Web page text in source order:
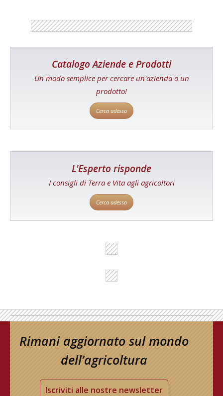
Catalogo Aziende e Prodotti
Un modo semplice per cercare un'azienda o un
prodotto!
Cerca adesso
L'Esperto risponde
I consigli di Terra e Vita agli agricoltori
Cerca adesso
Rimani aggiornato sul mondo
dell’agricoltura
Iscriviti alle nostre newsletter